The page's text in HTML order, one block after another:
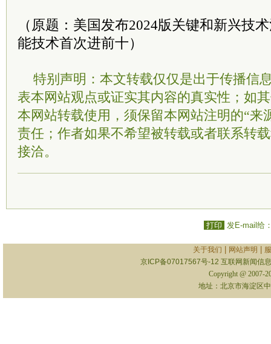
（原题：美国发布2024版关键和新兴技
能技术首次进前十）
特别声明：本文转载仅仅是出于传播信
表本网站观点或证实其内容的真实性；如
本网站转载使用，须保留本网站注明的“来
责任；作者如果不希望被转载或者联系转
接洽。
打印 发E-mail给
关于我们 网站声明
京ICP备07017567号-12 互联网新闻信
Copyright @ 2007-
地址：北京市海淀区